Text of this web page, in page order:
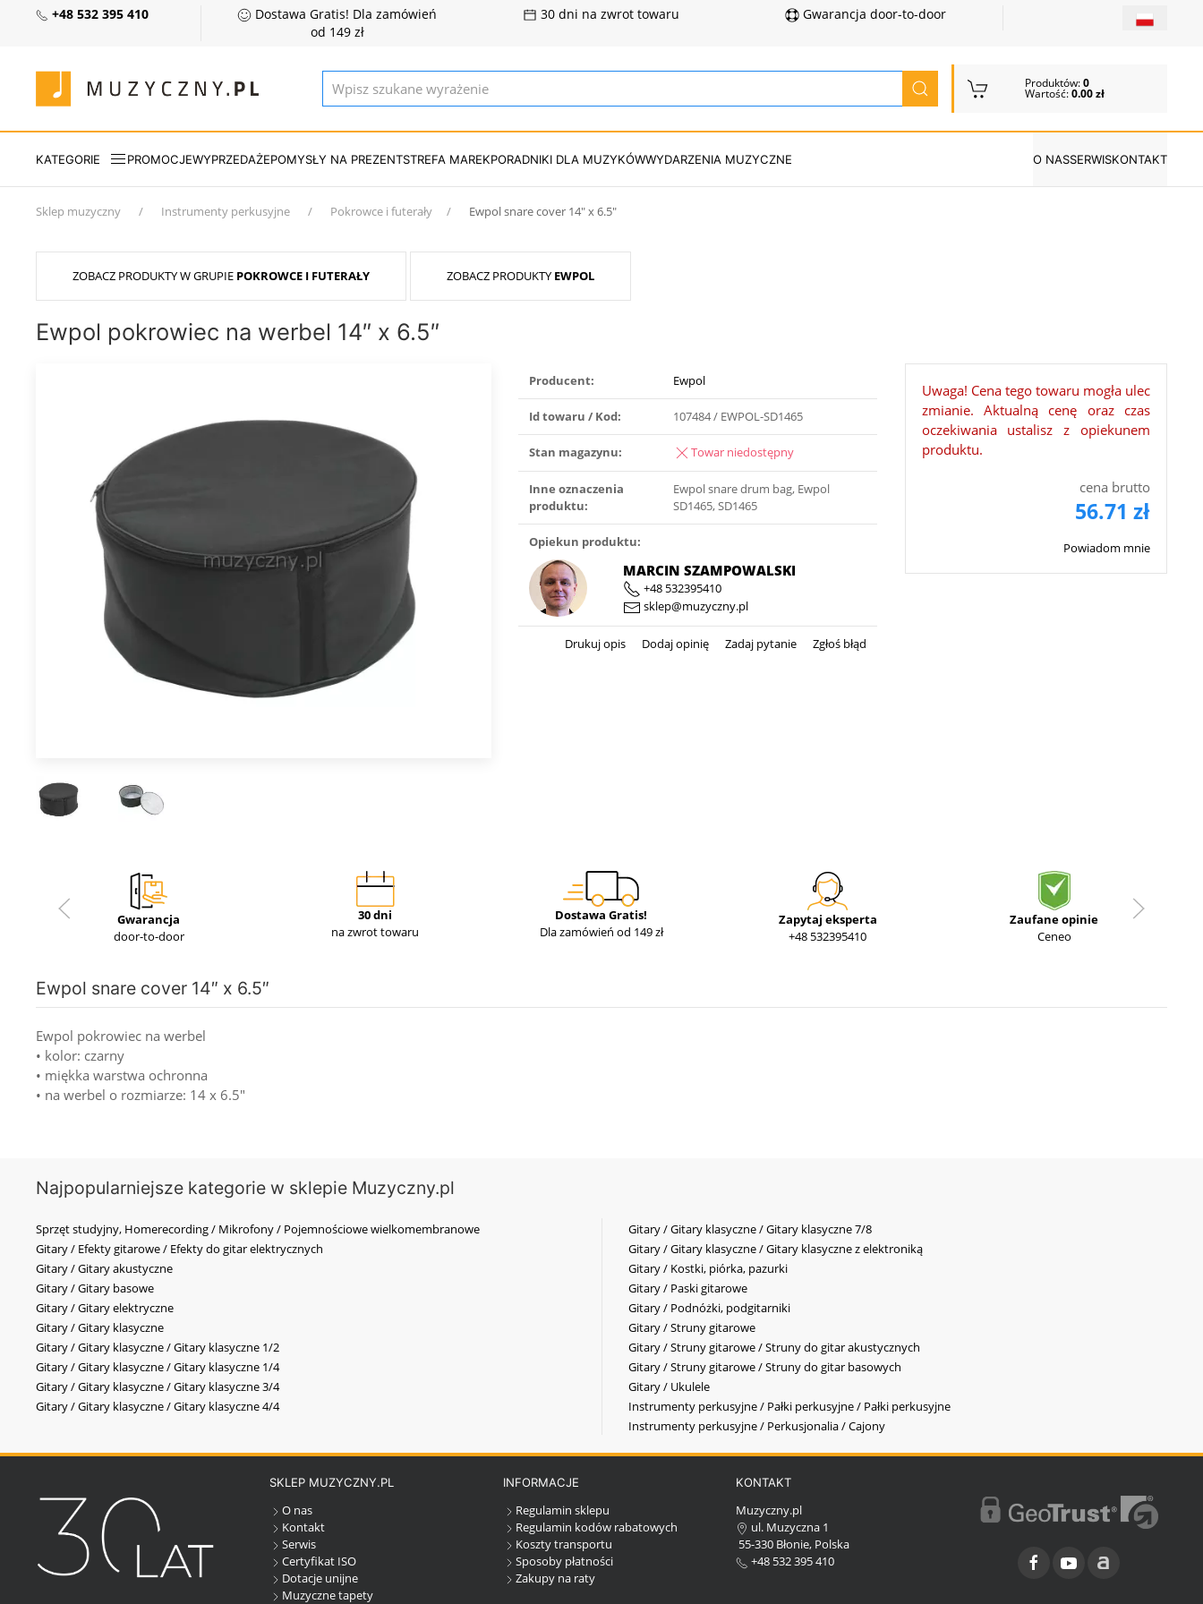
+48 532 395 410
Dostawa Gratis! Dla zamówień
od 149 zł
30 dni na zwrot towaru Gwarancja door-to-door
Produktów:0
Wartość:0.00 zł
KATEGORIE PROMOCJEWYPRZEDAŻEPOMYSŁY NA PREZENTSTREFA MAREKPORADNIKI DLA MUZYKÓWWYDARZENIA MUZYCZNE O NASSERWISKONTAKT
Sklep muzyczny Instrumenty perkusyjne Pokrowce i futerały Ewpol snare cover 14″ x 6.5″
ZOBACZ PRODUKTY W GRUPIE POKROWCE I FUTERAŁY ZOBACZ PRODUKTY EWPOL
Ewpol pokrowiec na werbel 14″ x 6.5″
Producent: Ewpol
Id towaru / Kod: 107484 / EWPOL-SD1465
Stan magazynu: Towar niedostępny
Inne oznaczenia
produktu:
Ewpol snare drum bag, Ewpol
SD1465, SD1465
Opiekun produktu:
MARCIN SZAMPOWALSKI
+48 532395410
sklep@muzyczny.pl
Drukuj opis Dodaj opinię Zadaj pytanie Zgłoś błąd
Uwaga! Cena tego towaru mogła ulec
zmianie. Aktualną cenę oraz czas
oczekiwania ustalisz z opiekunem
produktu.
cena brutto
56.71 zł
Powiadom mnie
Gwarancja
door-to-door
30 dni
na zwrot towaru
Dostawa Gratis!
Dla zamówień od 149 zł
Zapytaj eksperta
+48 532395410
Zaufane opinie
Ceneo
Ewpol snare cover 14″ x 6.5″
Ewpol pokrowiec na werbel
• kolor: czarny
• miękka warstwa ochronna
• na werbel o rozmiarze: 14 x 6.5"
Najpopularniejsze kategorie w sklepie Muzyczny.pl
Sprzęt studyjny, Homerecording / Mikrofony / Pojemnościowe wielkomembranowe
Gitary / Efekty gitarowe / Efekty do gitar elektrycznych
Gitary / Gitary akustyczne
Gitary / Gitary basowe
Gitary / Gitary elektryczne
Gitary / Gitary klasyczne
Gitary / Gitary klasyczne / Gitary klasyczne 1/2
Gitary / Gitary klasyczne / Gitary klasyczne 1/4
Gitary / Gitary klasyczne / Gitary klasyczne 3/4
Gitary / Gitary klasyczne / Gitary klasyczne 4/4
Gitary / Gitary klasyczne / Gitary klasyczne 7/8
Gitary / Gitary klasyczne / Gitary klasyczne z elektroniką
Gitary / Kostki, piórka, pazurki
Gitary / Paski gitarowe
Gitary / Podnóżki, podgitarniki
Gitary / Struny gitarowe
Gitary / Struny gitarowe / Struny do gitar akustycznych
Gitary / Struny gitarowe / Struny do gitar basowych
Gitary / Ukulele
Instrumenty perkusyjne / Pałki perkusyjne / Pałki perkusyjne
Instrumenty perkusyjne / Perkusjonalia / Cajony
SKLEP MUZYCZNY.PL
O nas
Kontakt
Serwis
Certyfikat ISO
Dotacje unijne
Muzyczne tapety
INFORMACJE
Regulamin sklepu
Regulamin kodów rabatowych
Koszty transportu
Sposoby płatności
Zakupy na raty
KONTAKT
Muzyczny.pl
ul. Muzyczna 1
55-330 Błonie, Polska
+48 532 395 410